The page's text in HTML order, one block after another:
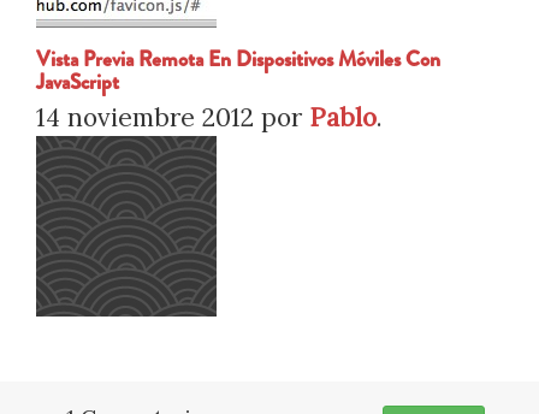
Vista Previa Remota En Dispositivos Móviles Con
JavaScript
14 noviembre 2012 por Pablo.